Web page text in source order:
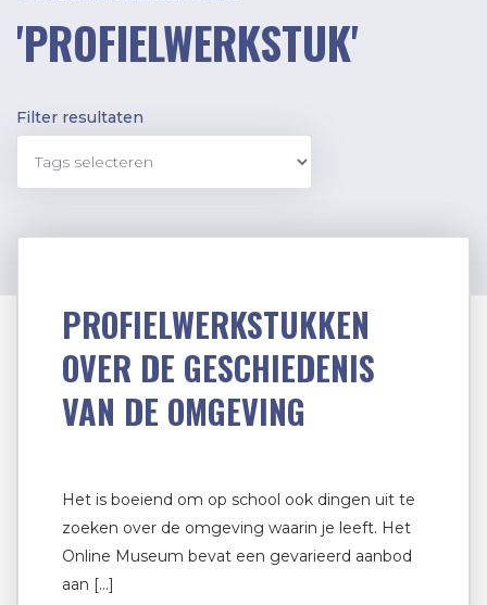
'PROFIELWERKSTUK'
Filter resultaten
PROFIELWERKSTUKKEN
OVER DE GESCHIEDENIS
VAN DE OMGEVING
Het is boeiend om op school ook dingen uit te
zoeken over de omgeving waarin je leeft. Het
Online Museum bevat een gevarieerd aanbod
aan […]